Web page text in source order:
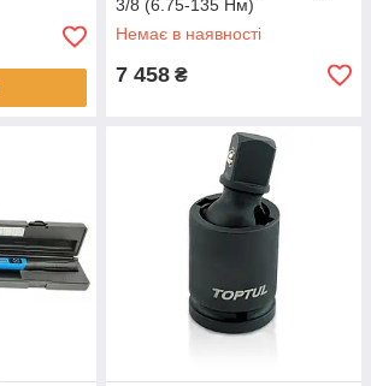
3/8 (6.75-135 Нм)
PROTESTER AWJ3-135
Немає в наявності
7 458 ₴